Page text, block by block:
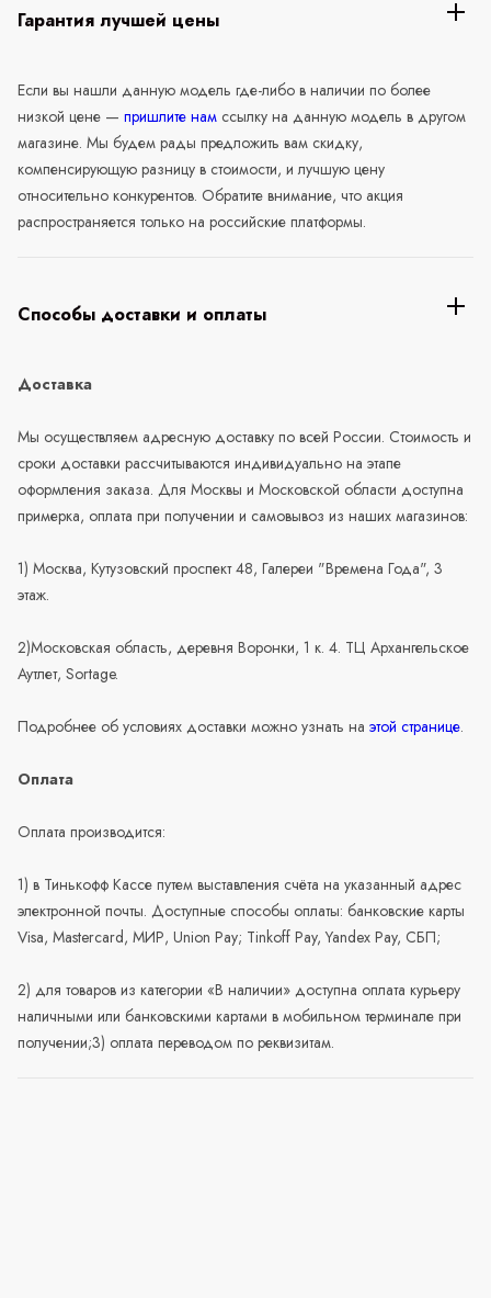
Гарантия лучшей цены
Если вы нашли данную модель где-либо в наличии по более
низкой цене — пришлите нам ссылку на данную модель в другом
магазине. Мы будем рады предложить вам скидку,
компенсирующую разницу в стоимости, и лучшую цену
относительно конкурентов. Обратите внимание, что акция
распространяется только на российские платформы.
Способы доставки и оплаты
Доставка
Мы осуществляем адресную доставку по всей России. Стоимость и
сроки доставки рассчитываются индивидуально на этапе
оформления заказа. Для Москвы и Московской области доступна
примерка, оплата при получении и самовывоз из наших магазинов:
1) Москва, Кутузовский проспект 48, Галереи "Времена Года", 3
этаж.
2)Московская область, деревня Воронки, 1 к. 4. ТЦ Архангельское
Аутлет, Sortage.
Подробнее об условиях доставки можно узнать на этой странице.
Оплата
Оплата производится:
1) в Тинькофф Кассе путем выставления счёта на указанный адрес
электронной почты. Доступные способы оплаты: банковские карты
Visa, Mastercard, МИР, Union Pay; Tinkoff Pay, Yandex Pay, СБП;
2) для товаров из категории «В наличии» доступна оплата курьеру
наличными или банковскими картами в мобильном терминале при
получении;3) оплата переводом по реквизитам.